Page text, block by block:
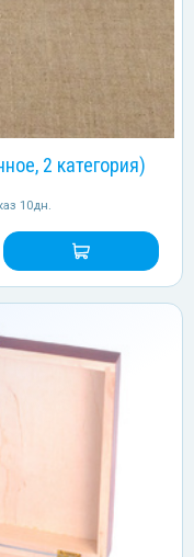
2 категория)
10дн.